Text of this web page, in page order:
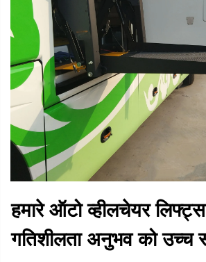
हमारे ऑटो व्हीलचेयर
गतिशीलता अनुभव को उच्च